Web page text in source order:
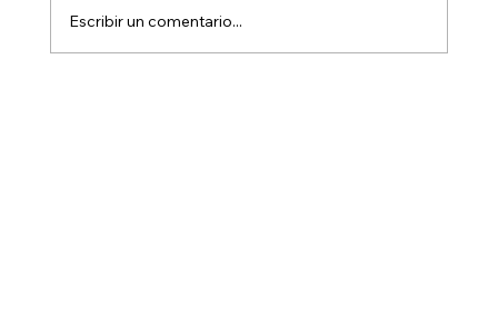
Escribir un comentario...